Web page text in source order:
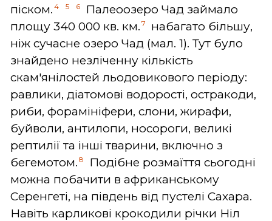
піском. 4 5 6
Палеоозеро Чад займало
площу 340 000 кв. км. 7
набагато більшу,
ніж сучасне озеро Чад (мал. 1). Тут було
знайдено незліченну кількість
скам'янілостей льодовикового періоду:
равлики, діатомові водорості, остракоди,
риби, форамініфери, слони, жирафи,
буйволи, антилопи, носороги, великі
рептилії та інші тварини, включно з
бегемотом. 8
Подібне розмаїття сьогодні
можна побачити в африканському
Серенгеті, на південь від пустелі Сахара.
Навіть карликові крокодили річки Ніл